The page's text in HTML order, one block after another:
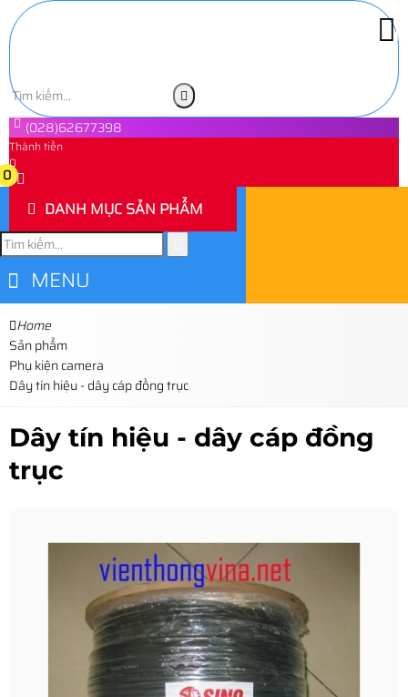
(028)62677398
Thành tiền
0
0
DANH MỤC SẢN PHẨM
MENU
Home
Sản phẩm
Phụ kiện camera
Dây tín hiệu - dây cáp đồng trục
Dây tín hiệu - dây cáp đồng
trục